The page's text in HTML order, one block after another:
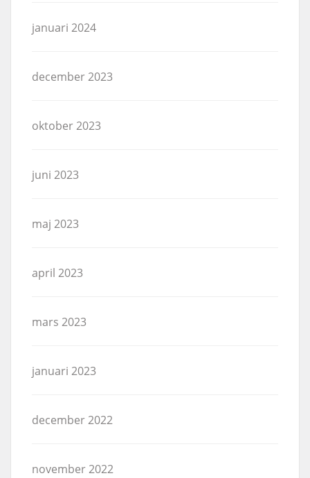
januari 2024
december 2023
oktober 2023
juni 2023
maj 2023
april 2023
mars 2023
januari 2023
december 2022
november 2022